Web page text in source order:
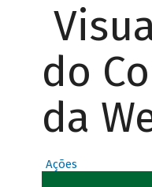
do
da
Ações